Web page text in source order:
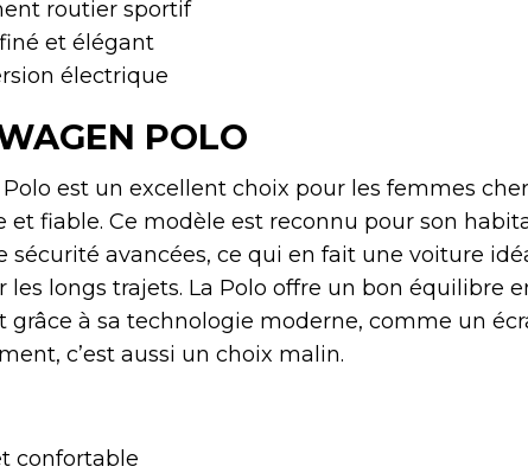
routier sportif
et élégant
électrique
POLO
est un excellent choix pour les femmes
et fiable. Ce modèle est reconnu pour son
sécurité avancées, ce qui en fait une voiture
les longs trajets. La Polo offre un bon équilibre
grâce à sa technologie moderne, comme un
c’est aussi un choix malin.
confortable